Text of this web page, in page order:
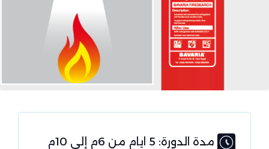
مدة الدورة: 5 ايام من 6م إلى 10م